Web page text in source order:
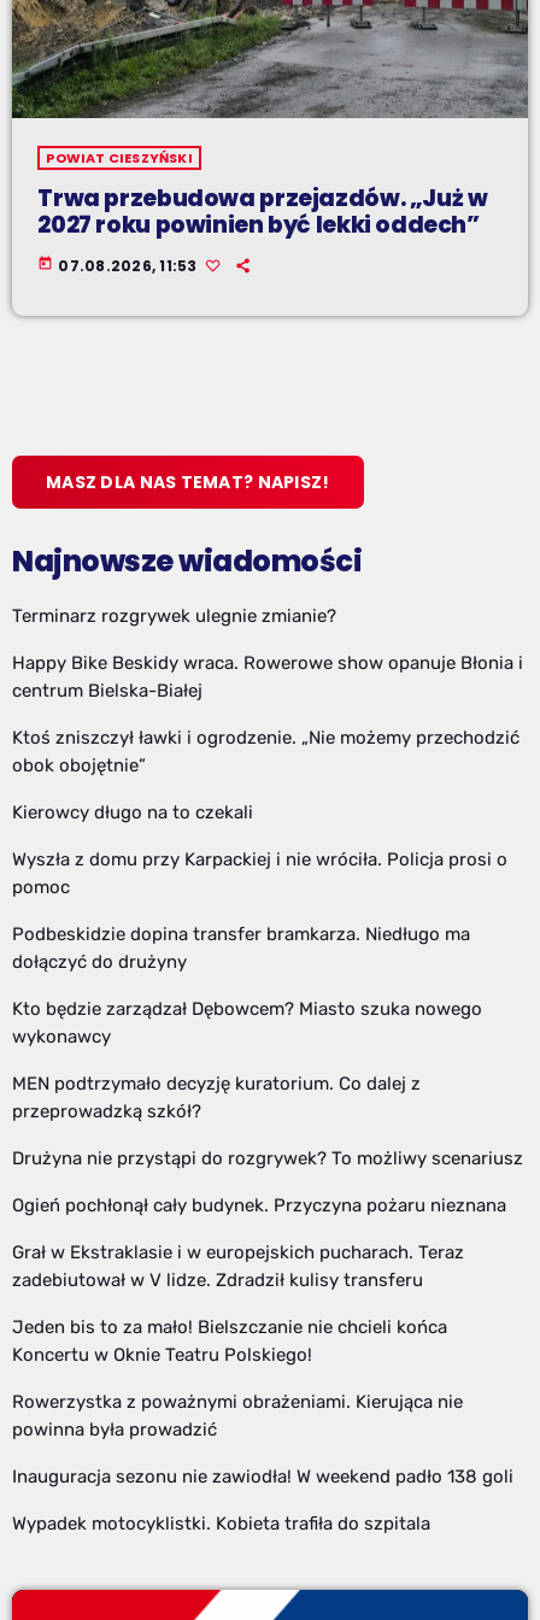
POWIAT CIESZYŃSKI
Trwa przebudowa przejazdów. „Już w
2027 roku powinien być lekki oddech”
today 07.08.2026, 11:53
MASZ DLA NAS TEMAT? NAPISZ!
Najnowsze wiadomości
Terminarz rozgrywek ulegnie zmianie?
Happy Bike Beskidy wraca. Rowerowe show opanuje Błonia i
centrum Bielska-Białej
Ktoś zniszczył ławki i ogrodzenie. „Nie możemy przechodzić
obok obojętnie”
Kierowcy długo na to czekali
Wyszła z domu przy Karpackiej i nie wróciła. Policja prosi o
pomoc
Podbeskidzie dopina transfer bramkarza. Niedługo ma
dołączyć do drużyny
Kto będzie zarządzał Dębowcem? Miasto szuka nowego
wykonawcy
MEN podtrzymało decyzję kuratorium. Co dalej z
przeprowadzką szkół?
Drużyna nie przystąpi do rozgrywek? To możliwy scenariusz
Ogień pochłonął cały budynek. Przyczyna pożaru nieznana
Grał w Ekstraklasie i w europejskich pucharach. Teraz
zadebiutował w V lidze. Zdradził kulisy transferu
Jeden bis to za mało! Bielszczanie nie chcieli końca
Koncertu w Oknie Teatru Polskiego!
Rowerzystka z poważnymi obrażeniami. Kierująca nie
powinna była prowadzić
Inauguracja sezonu nie zawiodła! W weekend padło 138 goli
Wypadek motocyklistki. Kobieta trafiła do szpitala